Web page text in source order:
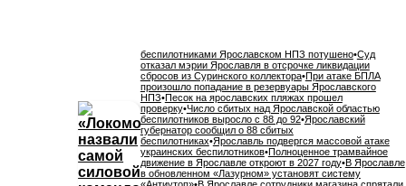
беспилотниками Ярославском НПЗ потушено•Суд
отказал мэрии Ярославля в отсрочке ликвидации
сбросов из Суринского коллектора•При атаке БПЛА
произошло попадание в резервуары Ярославского
НПЗ•Песок на ярославских пляжах прошел
проверку•Число сбитых над Ярославской областью
беспилотников выросло с 88 до 92•Ярославский
губернатор сообщил о 88 сбитых
беспилотниках•Ярославль подвергся массовой атаке
украинских беспилотников•Полноценное трамвайное
движение в Ярославле откроют в 2027 году•В Ярославле
в обновленном «Лазурном» установят систему